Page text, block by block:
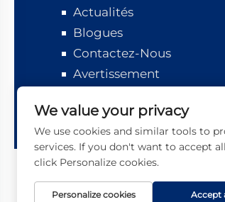
Actualités
Blogues
Contactez-Nous
Avertissement
Copyright
We value your privacy
We use cookies and similar tools to
services. If you don't want to accept
click Personalize cookies.
Personalize cookies Accept